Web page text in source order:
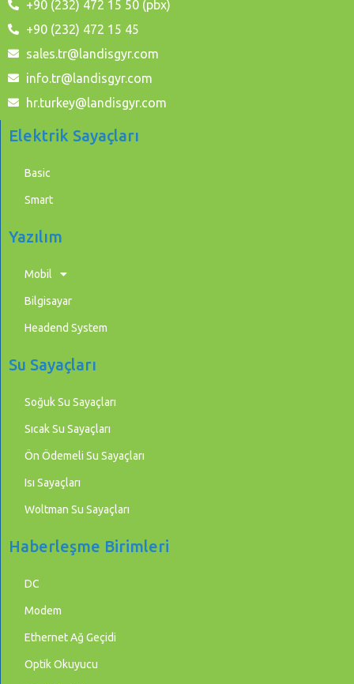
+90 (232) 472 15 50 (pbx)
+90 (232) 472 15 45
sales.tr@landisgyr.com
info.tr@landisgyr.com
hr.turkey@landisgyr.com
Elektrik Sayaçları
Basic
Smart
Yazılım
Mobil
Bilgisayar
Headend System
Su Sayaçları
Soğuk Su Sayaçları
Sıcak Su Sayaçları
Ön Ödemeli Su Sayaçları
Isı Sayaçları
Woltman Su Sayaçları
Haberleşme Birimleri
DC
Modem
Ethernet Ağ Geçidi
Optik Okuyucu